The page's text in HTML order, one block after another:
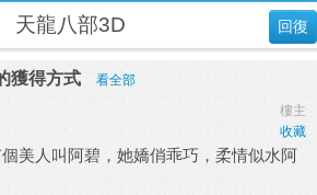
回復
天龍八部3D
獲得方式 看全部
樓主
收藏
美人叫阿碧，她嬌俏乖巧，柔情似水阿